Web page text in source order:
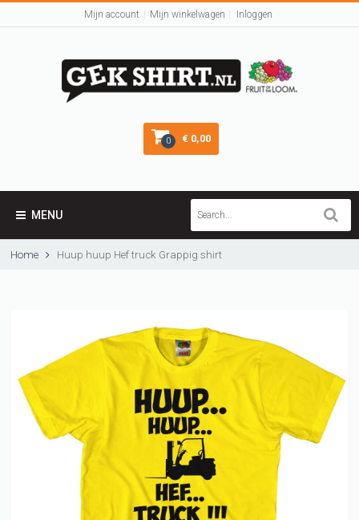
Mijn account Mijn winkelwagen Inloggen
0 € 0,00
MENU
Home Huup huup Hef truck Grappig shirt